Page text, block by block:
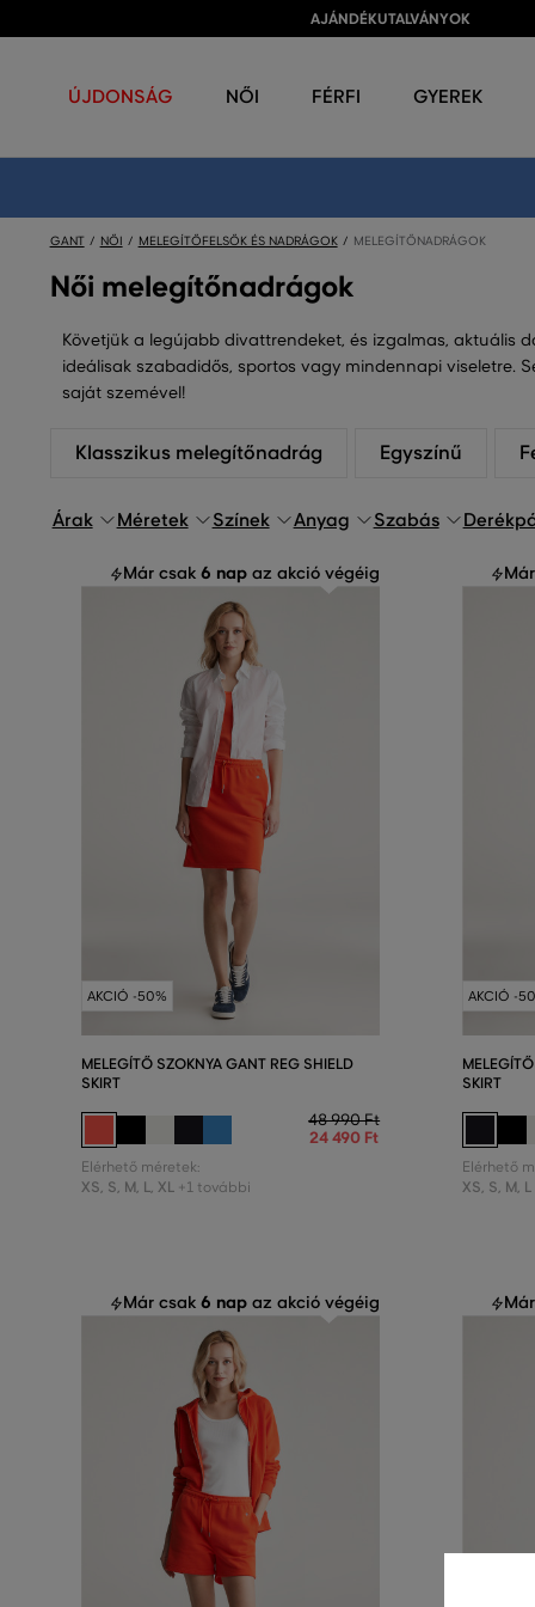
AJÁNDÉKUTALVÁNYOK
ÚJDONSÁG NŐI FÉRFI GYEREK
GANT NŐI MELEGÍTŐFELSŐK ÉS NADRÁGOK MELEGÍTŐNADRÁGOK
Női melegítőnadrágok
Követjük a legújabb divattrendeket, és izgalmas, aktuális
ideálisak szabadidős, sportos vagy mindennapi viseletre.
saját szemével!
Klasszikus melegítőnadrág Egyszínű
Árak Méretek Színek Anyag Szabás
Már csak6 nap az akció végéig
AKCIÓ -50%
MELEGÍTŐ SZOKNYA GANT REG SHIELD
SKIRT
48 990 Ft
24 490 Ft
Elérhető méretek:
XS, S, M, L, XL +1 további
AKCIÓ -
SKIRT
Elérhető
XS, S, M, L
Már csak6 nap az akció végéig